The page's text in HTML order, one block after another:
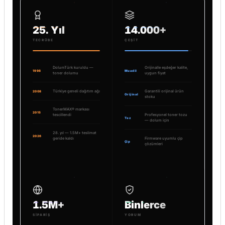
25. Yıl
TECRÜBE
1998
DolumTürk kuruldu —
toner dolumu
2008 Türkiye geneli dağıtım ağı
2015
TonerMAX® markası
tescillendi
2026
28. yıl — 1.5M+ teslimat
geride kaldı
14.000+
ÇEŞIT
Muadil
Orijinalle eşdeğer kalite,
uygun fiyat
Orijinal
Garantili orijinal ürün
stoku
Toz
Profesyonel toner tozu
— dolum için
Çip
Firmware uyumlu çip
çözümleri
1.5M+
SIPARIŞ
Binlerce
YORUM